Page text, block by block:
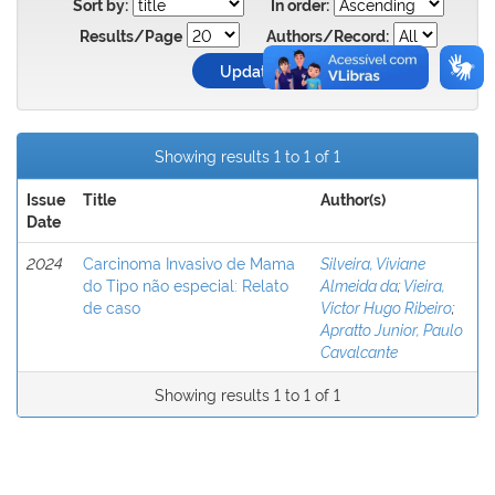
Sort by:
In order:
Results/Page
Authors/Record:
Showing results 1 to 1 of 1
Issue
Date
Title Author(s)
2024
Carcinoma Invasivo de Mama
do Tipo não especial: Relato
de caso
Silveira, Viviane
Almeida da;Vieira,
Victor Hugo Ribeiro;
Apratto Junior, Paulo
Cavalcante
Showing results 1 to 1 of 1